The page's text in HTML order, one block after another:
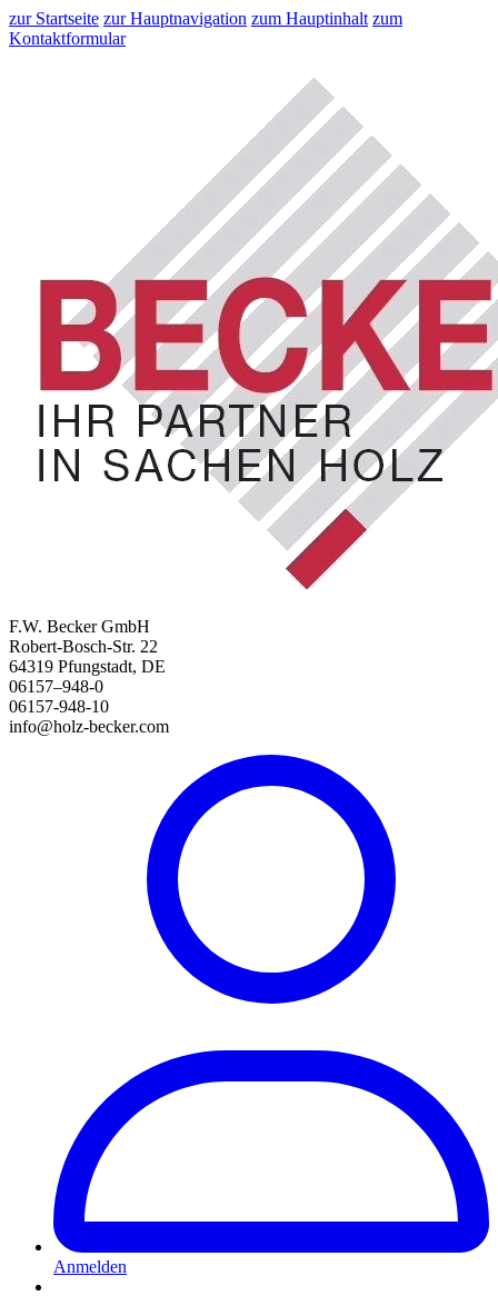
zur Startseite zur Hauptnavigation zum Hauptinhalt zum
Kontaktformular
F.W. Becker GmbH
Robert-Bosch-Str. 22
64319 Pfungstadt, DE
06157–948-0
06157-948-10
info@holz-becker.com
Anmelden